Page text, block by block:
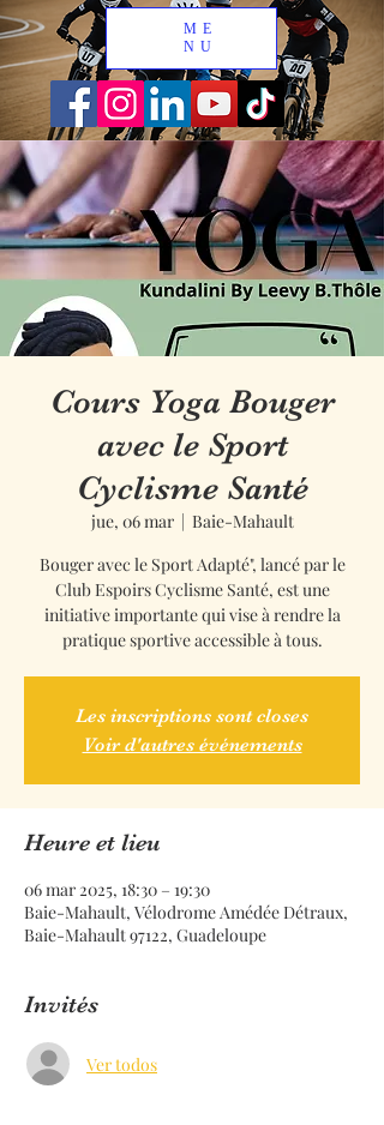
ME
NU
Cours Yoga Bouger
avec le Sport
Cyclisme Santé
jue, 06 mar
  |
Baie-Mahault
Bouger avec le Sport Adapté", lancé par le
Club Espoirs Cyclisme Santé, est une
initiative importante qui vise à rendre la
pratique sportive accessible à tous.
Les inscriptions sont closes
Voir d'autres événements
Heure et lieu
06 mar 2025, 18:30 – 19:30
Baie-Mahault, Vélodrome Amédée Détraux,
Baie-Mahault 97122, Guadeloupe
Invités
Ver todos